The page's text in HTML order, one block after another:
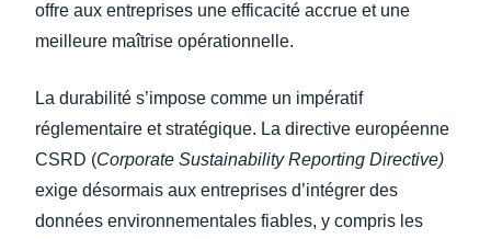
offre aux entreprises une efficacité accrue et une
meilleure maîtrise opérationnelle.
La durabilité s’impose comme un impératif
réglementaire et stratégique. La directive européenne
CSRD (Corporate Sustainability Reporting Directive)
exige désormais aux entreprises d’intégrer des
données environnementales fiables, y compris les